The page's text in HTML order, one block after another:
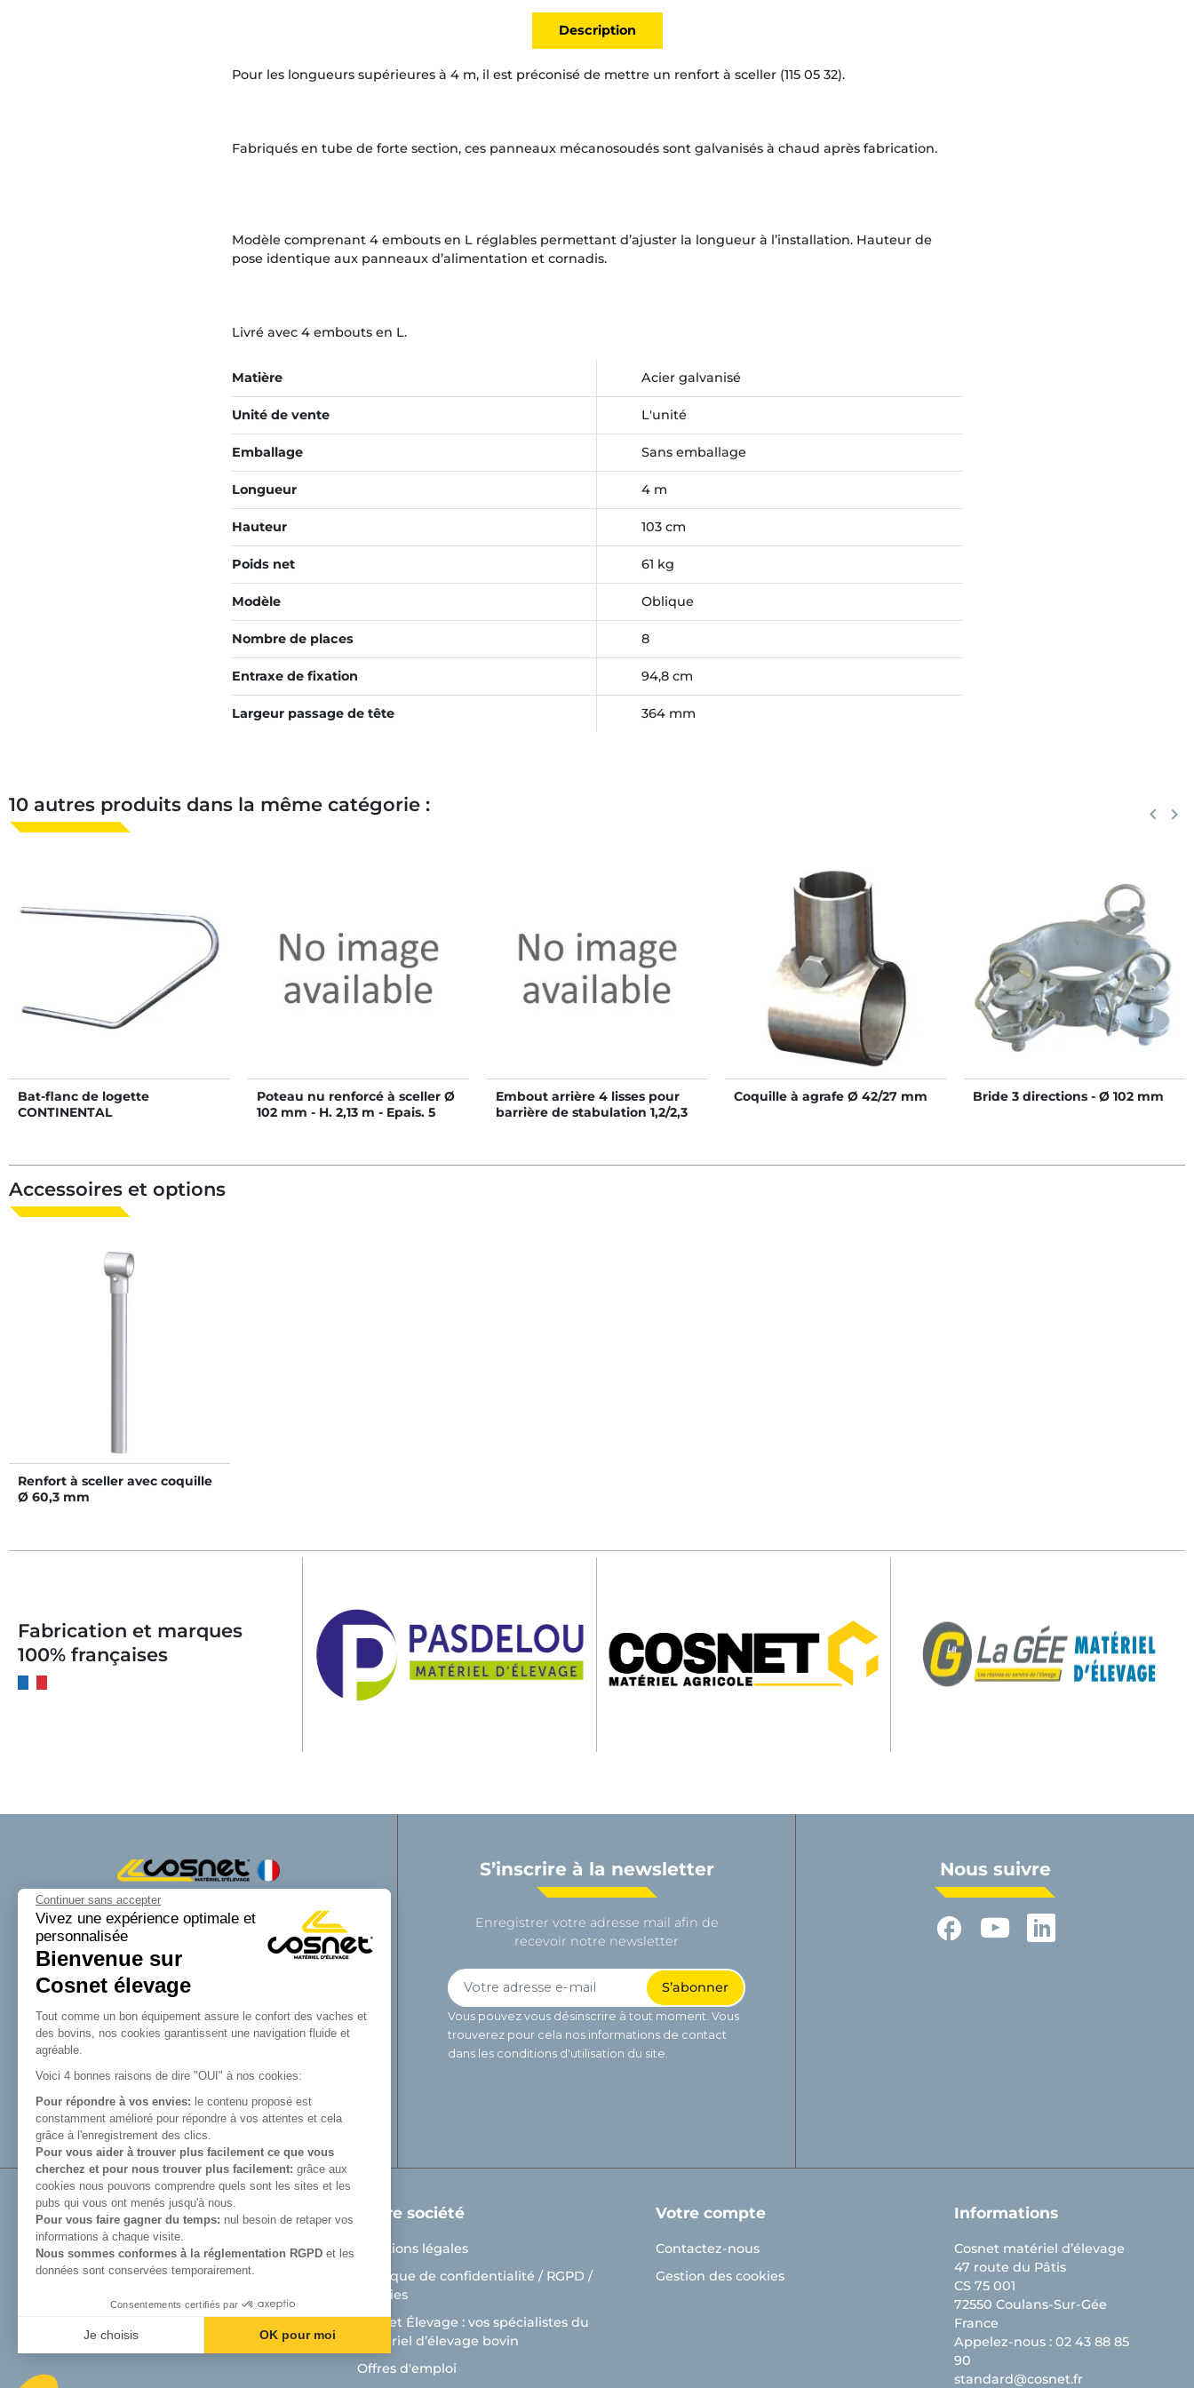
Continuer sans accepter
Vivez une expérience optimale et
personnalisée
Bienvenue sur
Cosnet élevage
Tout comme un bon équipement assure le confort des vaches et
des bovins, nos cookies garantissent une navigation fluide et
agréable.
Voici 4 bonnes raisons de dire "OUI" à nos cookies:
Pour répondre à vos envies: le contenu proposé est
constamment amélioré pour répondre à vos attentes et cela
grâce à l'enregistrement des clics.
Pour vous aider à trouver plus facilement ce que vous
cherchez et pour nous trouver plus facilement: grâce aux
cookies nous pouvons comprendre quels sont les sites et les
pubs qui vous ont menés jusqu'à nous.
Pour vous faire gagner du temps: nul besoin de retaper vos
informations à chaque visite.
Nous sommes conformes à la réglementation RGPD et les
données sont conservées temporairement.
Consentements certifiés par
Je choisis
OK pour moi
Plateforme de Gestion du Consentement : Personnalisez vos Options
Description
Pour les longueurs supérieures à 4 m, il est préconisé de mettre un renfort à sceller (115 05 32).
Fabriqués en tube de forte section, ces panneaux mécanosoudés sont galvanisés à chaud après fabrication.
Modèle comprenant 4 embouts en L réglables permettant d’ajuster la longueur à l’installation. Hauteur de
pose identique aux panneaux d’alimentation et cornadis.
Livré avec 4 embouts en L.
Matière Acier galvanisé
Unité de vente L'unité
Emballage Sans emballage
Longueur 4 m
Hauteur 103 cm
Poids net 61 kg
Modèle Oblique
Nombre de places 8
Entraxe de fixation 94,8 cm
Largeur passage de tête 364 mm
10 autres produits dans la même catégorie : keyboard_arrow_left keyboard_arrow_right
Bat-flanc de logette
CONTINENTAL
Poteau nu renforcé à sceller Ø
102 mm - H. 2,13 m - Epais. 5
Embout arrière 4 lisses pour
barrière de stabulation 1,2/2,3
Coquille à agrafe Ø 42/27 mm Bride 3 directions - Ø 102 mm
Accessoires et options
Renfort à sceller avec coquille
Ø 60,3 mm
Fabrication et marques
100% françaises
Cosnet matériel d’élevage est une marque
de la SAS Cosnet. Spécialisée dans la
conception et la fabrication d’équipements
tubulaires pour les bâtiments d’élevage.
Reconnue pour son savoir-faire dans la
fabrication de râteliers de prairie de
barrières, de cornadis et de logettes.
Avec Cosnet, vous faîtes le choix d’un
innovant et de qualité. Vous trouverez tout
le nécessaire pour équiper votre bâtiment
d’élevage.
S’inscrire à la newsletter
Enregistrer votre adresse mail afin de
recevoir notre newsletter
Vous pouvez vous désinscrire à tout moment. Vous
trouverez pour cela nos informations de contact
dans les conditions d'utilisation du site.
Nous suivre
Produits
Matériel de prairie
Auges
Aménagement bâtiment d'élevage bovin
Aménagement bâtiment veaux
Notre société
Mentions légales
Politique de confidentialité / RGPD /
Cookies
Cosnet Élevage : vos spécialistes du
matériel d’élevage bovin
Offres d'emploi
Votre compte
Contactez-nous
Gestion des cookies
Informations
Cosnet matériel d’élevage
47 route du Pâtis
CS 75 001
72550 Coulans-Sur-Gée
France
Appelez-nous : 02 43 88 85
90
standard@cosnet.fr